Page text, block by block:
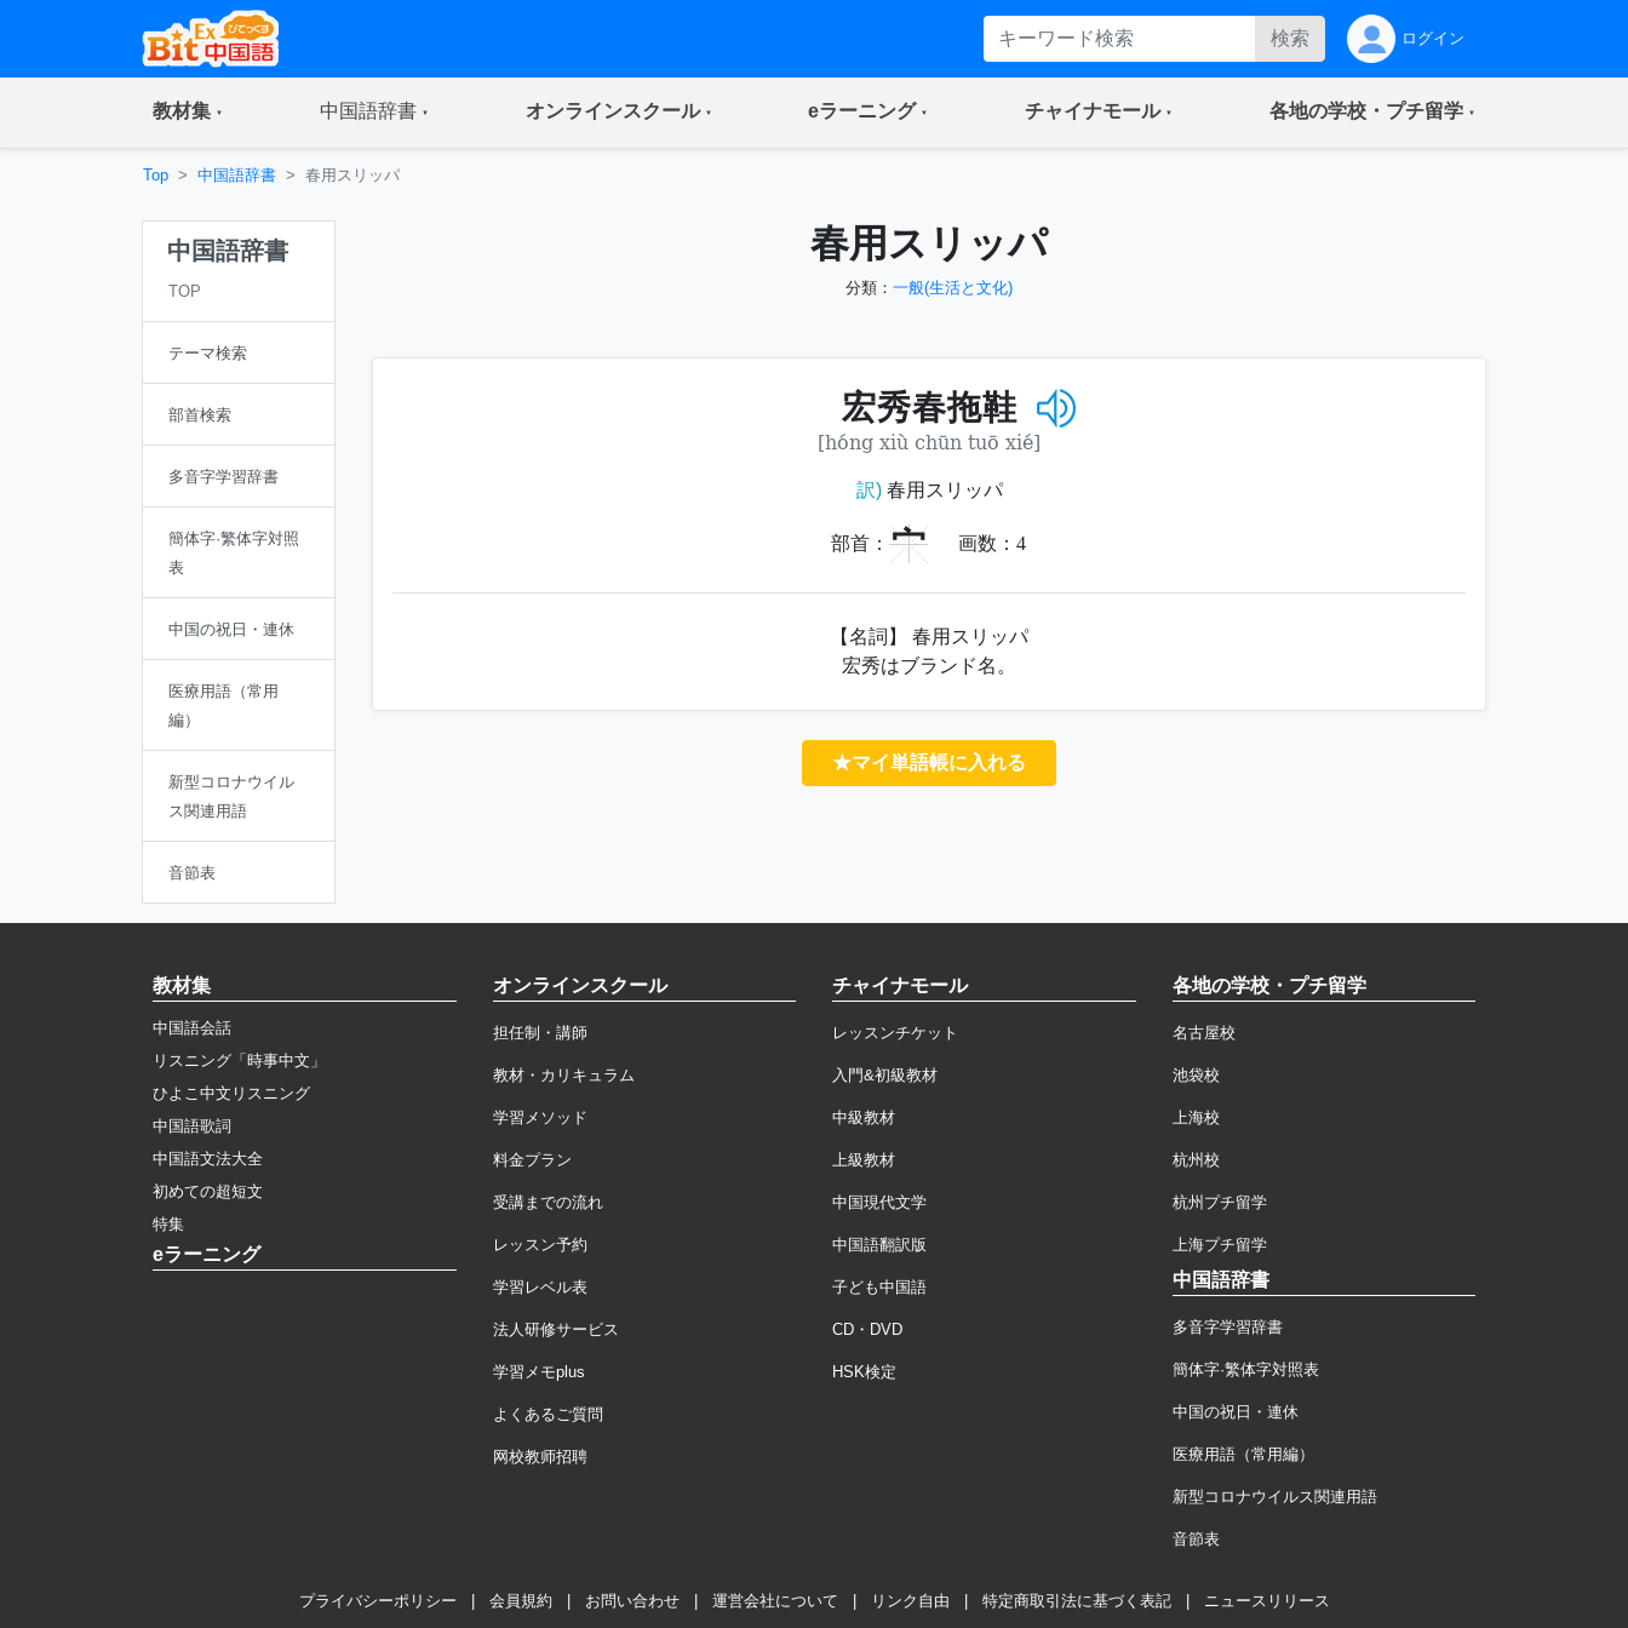
検索 ログイン
教材集(current) 中国語辞書(current) オンラインスクール(current) eラーニング(current) チャイナモール(current) 各地の学校・プチ留学(current)
Top 中国語辞書 春用スリッパ
中国語辞書
TOP
テーマ検索
部首検索
多音字学習辞書
簡体字·繁体字対照
表
中国の祝日・連休
医療用語（常用
編）
新型コロナウイル
ス関連用語
音節表
春用スリッパ
分類： 一般(生活と文化)
宏秀春拖鞋
[hóng xiù chūn tuō xié]
訳)春用スリッパ
部首： 宀 画数： 4
【名詞】 春用スリッパ
宏秀はブランド名。
★マイ単語帳に入れる
教材集
中国語会話
リスニング「時事中文」
ひよこ中文リスニング
中国語歌詞
中国語文法大全
初めての超短文
特集
eラーニング
オンラインスクール
担任制・講師
教材・カリキュラム
学習メソッド
料金プラン
受講までの流れ
レッスン予約
学習レベル表
法人研修サービス
学習メモplus
よくあるご質問
网校教师招聘
チャイナモール
レッスンチケット
入門&初級教材
中級教材
上級教材
中国現代文学
中国語翻訳版
子ども中国語
CD・DVD
HSK検定
各地の学校・プチ留学
名古屋校
池袋校
上海校
杭州校
杭州プチ留学
上海プチ留学
中国語辞書
多音字学習辞書
簡体字·繁体字対照表
中国の祝日・連休
医療用語（常用編）
新型コロナウイルス関連用語
音節表
プライバシーポリシー 会員規約 お問い合わせ 運営会社について リンク自由 特定商取引法に基づく表記 ニュースリリース